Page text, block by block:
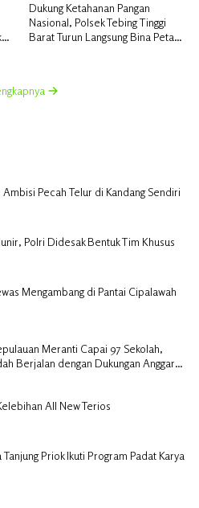
Dukung Ketahanan Pangan
Nasional, Polsek Tebing Tinggi
Barat Turun Langsung Bina Petani
Ambisi Pecah Telur di Kandang Sendiri
Polri Didesak Bentuk Tim Khusus
Mengambang di Pantai Cipalawah
Meranti Capai 97 Sekolah,
Berjalan dengan Dukungan Anggaran
All New Terios
Priok Ikuti Program Padat Karya